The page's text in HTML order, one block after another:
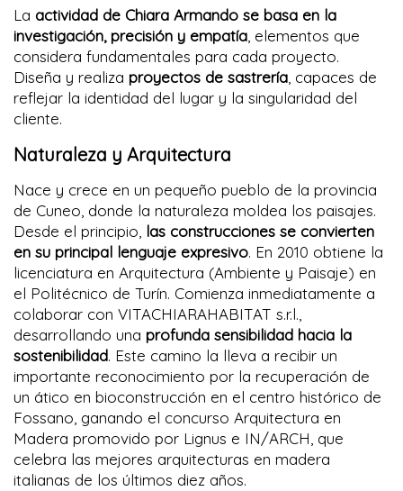
La actividad de Chiara Armando se basa en la
investigación, precisión y empatía , elementos que
considera fundamentales para cada proyecto.
Diseña y realiza proyectos de sastrería , capaces de
reflejar la identidad del lugar y la singularidad del
cliente.
Naturaleza y Arquitectura
Nace y crece en un pequeño pueblo de la provincia
de Cuneo, donde la naturaleza moldea los paisajes.
Desde el principio, las construcciones se convierten
en su principal lenguaje expresivo. En 2010 obtiene la
licenciatura en Arquitectura (Ambiente y Paisaje) en
el Politécnico de Turín. Comienza inmediatamente a
colaborar con VITACHIARAHABITAT s.r.l.,
desarrollando una profunda sensibilidad hacia la
sostenibilidad. Este camino la lleva a recibir un
importante reconocimiento por la recuperación de
un ático en bioconstrucción en el centro histórico de
Fossano, ganando el concurso Arquitectura en
Madera promovido por Lignus e IN/ARCH, que
celebra las mejores arquitecturas en madera
italianas de los últimos diez años.